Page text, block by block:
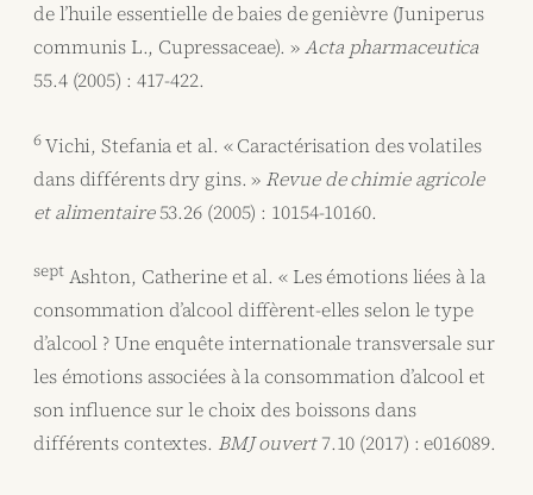
de l’huile essentielle de baies de genièvre (Juniperus
communis L., Cupressaceae). »Acta pharmaceutica
55.4 (2005) : 417-422.
6Vichi, Stefania et al. « Caractérisation des volatiles
dans différents dry gins. » Revue de chimie agricole
et alimentaire53.26 (2005) : 10154-10160.
septAshton, Catherine et al. « Les émotions liées à la
consommation d’alcool diffèrent-elles selon le type
d’alcool ? Une enquête internationale transversale sur
les émotions associées à la consommation d’alcool et
son influence sur le choix des boissons dans
différents contextes. BMJ ouvert7.10 (2017) : e016089.